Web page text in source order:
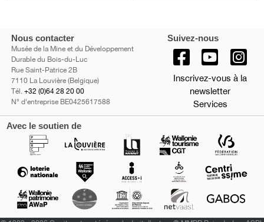
Nous contacter
Musée de la Mine et du Développement
Durable du Bois-du-Luc
Rue Saint-Patrice 2B
7110 La Louvière (Belgique)
Tél. +32 (0)64 28 20 00
N° d'entreprise BE0425617588
Suivez-nous
Inscrivez-vous à la
newsletter
Services
Avec le soutien de